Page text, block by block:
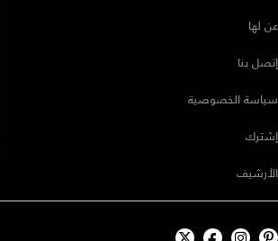
عن لها
إتصل بنا
سياسة الخصوصية
إشترك
الأرشيف